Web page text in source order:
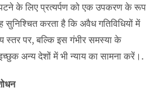
के लिए प्रत्यर्पण को एक उपकरण के रूप
सुनिश्चित करता है कि अवैध गतिविधियों में
स्तर पर, बल्कि इस गंभीर समस्या के
अन्य देशों में भी न्याय का सामना करें।.